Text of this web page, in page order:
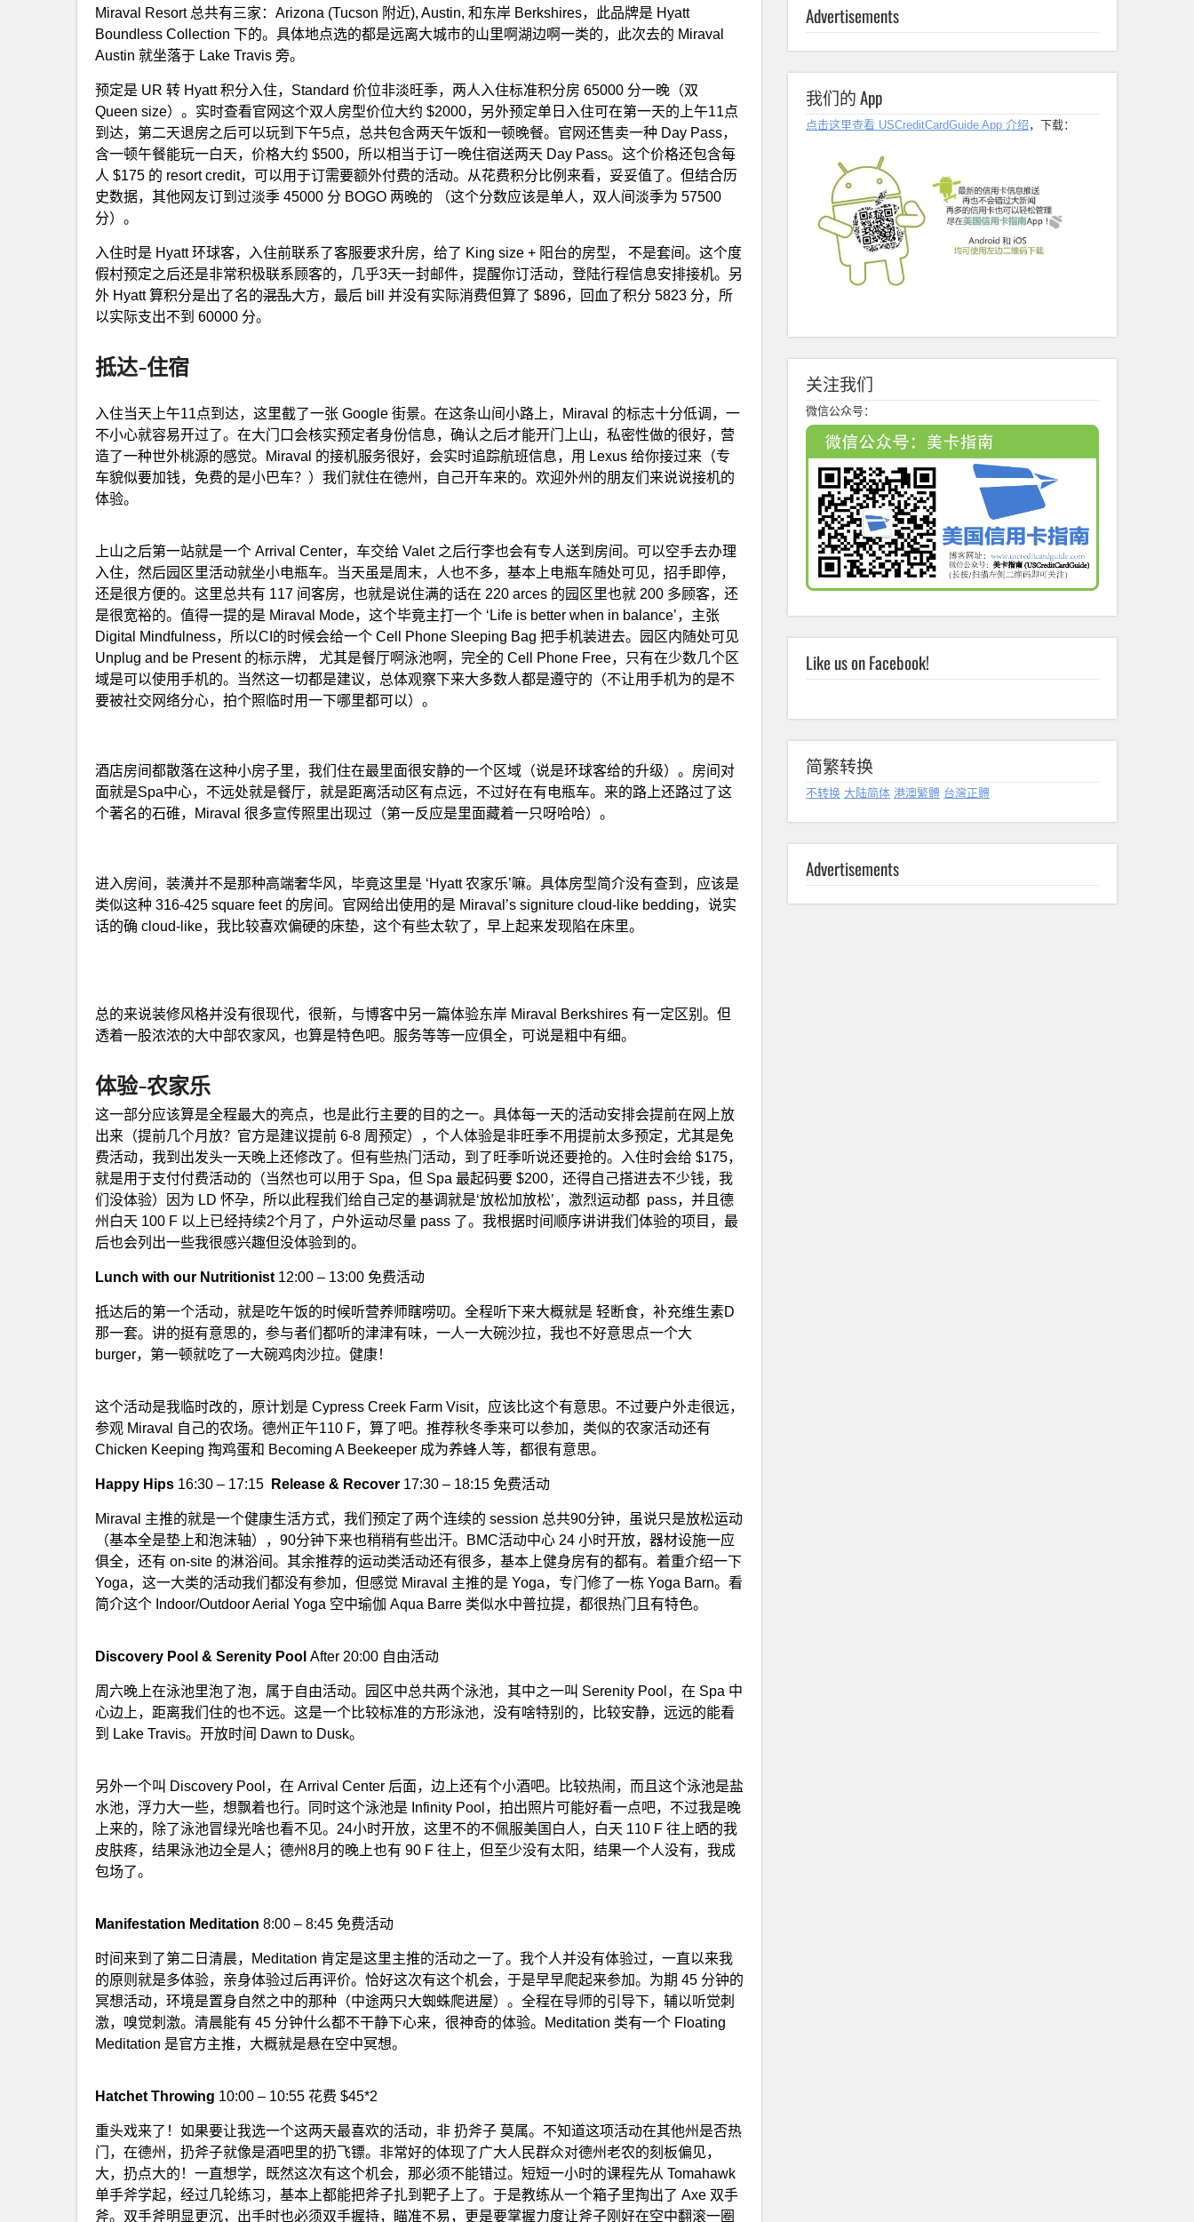
Miraval Resort 总共有三家：Arizona (Tucson 附近), Austin, 和东岸 Berkshires，此品牌是 Hyatt
Boundless Collection 下的。具体地点选的都是远离大城市的山里啊湖边啊一类的，此次去的 Miraval
Austin 就坐落于 Lake Travis 旁。
预定是 UR 转 Hyatt 积分入住，Standard 价位非淡旺季，两人入住标准积分房 65000 分一晚（双
Queen size）。实时查看官网这个双人房型价位大约 $2000，另外预定单日入住可在第一天的上午11点
到达，第二天退房之后可以玩到下午5点，总共包含两天午饭和一顿晚餐。官网还售卖一种 Day Pass，
含一顿午餐能玩一白天，价格大约 $500，所以相当于订一晚住宿送两天 Day Pass。这个价格还包含每
人 $175 的 resort credit，可以用于订需要额外付费的活动。从花费积分比例来看，妥妥值了。但结合历
史数据，其他网友订到过淡季 45000 分 BOGO 两晚的 （这个分数应该是单人，双人间淡季为 57500
分）。
入住时是 Hyatt 环球客，入住前联系了客服要求升房，给了 King size + 阳台的房型， 不是套间。这个度
假村预定之后还是非常积极联系顾客的，几乎3天一封邮件，提醒你订活动，登陆行程信息安排接机。另
外 Hyatt 算积分是出了名的混乱大方，最后 bill 并没有实际消费但算了 $896，回血了积分 5823 分，所
以实际支出不到 60000 分。
抵达-住宿
入住当天上午11点到达，这里截了一张 Google 街景。在这条山间小路上，Miraval 的标志十分低调，一
不小心就容易开过了。在大门口会核实预定者身份信息，确认之后才能开门上山，私密性做的很好，营
造了一种世外桃源的感觉。Miraval 的接机服务很好，会实时追踪航班信息，用 Lexus 给你接过来（专
车貌似要加钱，免费的是小巴车？）我们就住在德州，自己开车来的。欢迎外州的朋友们来说说接机的
体验。
上山之后第一站就是一个 Arrival Center，车交给 Valet 之后行李也会有专人送到房间。可以空手去办理
入住，然后园区里活动就坐小电瓶车。当天虽是周末，人也不多，基本上电瓶车随处可见，招手即停，
还是很方便的。这里总共有 117 间客房，也就是说住满的话在 220 arces 的园区里也就 200 多顾客，还
是很宽裕的。值得一提的是 Miraval Mode，这个毕竟主打一个 ‘Life is better when in balance’，主张
Digital Mindfulness，所以CI的时候会给一个 Cell Phone Sleeping Bag 把手机装进去。园区内随处可见
Unplug and be Present 的标示牌， 尤其是餐厅啊泳池啊，完全的 Cell Phone Free，只有在少数几个区
域是可以使用手机的。当然这一切都是建议，总体观察下来大多数人都是遵守的（不让用手机为的是不
要被社交网络分心，拍个照临时用一下哪里都可以）。
酒店房间都散落在这种小房子里，我们住在最里面很安静的一个区域（说是环球客给的升级）。房间对
面就是Spa中心，不远处就是餐厅，就是距离活动区有点远，不过好在有电瓶车。来的路上还路过了这
个著名的石碓，Miraval 很多宣传照里出现过（第一反应是里面藏着一只呀哈哈）。
进入房间，装潢并不是那种高端奢华风，毕竟这里是 ‘Hyatt 农家乐’嘛。具体房型简介没有查到，应该是
类似这种 316-425 square feet 的房间。官网给出使用的是 Miraval’s signiture cloud-like bedding，说实
话的确 cloud-like，我比较喜欢偏硬的床垫，这个有些太软了，早上起来发现陷在床里。
总的来说装修风格并没有很现代，很新，与博客中另一篇体验东岸 Miraval Berkshires 有一定区别。但
透着一股浓浓的大中部农家风，也算是特色吧。服务等等一应俱全，可说是粗中有细。
体验-农家乐
这一部分应该算是全程最大的亮点，也是此行主要的目的之一。具体每一天的活动安排会提前在网上放
出来（提前几个月放？官方是建议提前 6-8 周预定），个人体验是非旺季不用提前太多预定，尤其是免
费活动，我到出发头一天晚上还修改了。但有些热门活动，到了旺季听说还要抢的。入住时会给 $175，
就是用于支付付费活动的（当然也可以用于 Spa，但 Spa 最起码要 $200，还得自己搭进去不少钱，我
们没体验）因为 LD 怀孕，所以此程我们给自己定的基调就是‘放松加放松’，激烈运动都 pass，并且德
州白天 100 F 以上已经持续2个月了，户外运动尽量 pass 了。我根据时间顺序讲讲我们体验的项目，最
后也会列出一些我很感兴趣但没体验到的。
Lunch with our Nutritionist 12:00 – 13:00 免费活动
抵达后的第一个活动，就是吃午饭的时候听营养师瞎唠叨。全程听下来大概就是 轻断食，补充维生素D
那一套。讲的挺有意思的，参与者们都听的津津有味，一人一大碗沙拉，我也不好意思点一个大
burger，第一顿就吃了一大碗鸡肉沙拉。健康！
这个活动是我临时改的，原计划是 Cypress Creek Farm Visit，应该比这个有意思。不过要户外走很远，
参观 Miraval 自己的农场。德州正午110 F，算了吧。推荐秋冬季来可以参加，类似的农家活动还有
Chicken Keeping 掏鸡蛋和 Becoming A Beekeeper 成为养蜂人等，都很有意思。
Happy Hips 16:30 – 17:15 Release & Recover 17:30 – 18:15 免费活动
Miraval 主推的就是一个健康生活方式，我们预定了两个连续的 session 总共90分钟，虽说只是放松运动
（基本全是垫上和泡沫轴），90分钟下来也稍稍有些出汗。BMC活动中心 24 小时开放，器材设施一应
俱全，还有 on-site 的淋浴间。其余推荐的运动类活动还有很多，基本上健身房有的都有。着重介绍一下
Yoga，这一大类的活动我们都没有参加，但感觉 Miraval 主推的是 Yoga，专门修了一栋 Yoga Barn。看
简介这个 Indoor/Outdoor Aerial Yoga 空中瑜伽 Aqua Barre 类似水中普拉提，都很热门且有特色。
Discovery Pool & Serenity Pool After 20:00 自由活动
周六晚上在泳池里泡了泡，属于自由活动。园区中总共两个泳池，其中之一叫 Serenity Pool，在 Spa 中
心边上，距离我们住的也不远。这是一个比较标准的方形泳池，没有啥特别的，比较安静，远远的能看
到 Lake Travis。开放时间 Dawn to Dusk。
另外一个叫 Discovery Pool，在 Arrival Center 后面，边上还有个小酒吧。比较热闹，而且这个泳池是盐
水池，浮力大一些，想飘着也行。同时这个泳池是 Infinity Pool，拍出照片可能好看一点吧，不过我是晚
上来的，除了泳池冒绿光啥也看不见。24小时开放，这里不的不佩服美国白人，白天 110 F 往上晒的我
皮肤疼，结果泳池边全是人；德州8月的晚上也有 90 F 往上，但至少没有太阳，结果一个人没有，我成
包场了。
Manifestation Meditation 8:00 – 8:45 免费活动
时间来到了第二日清晨，Meditation 肯定是这里主推的活动之一了。我个人并没有体验过，一直以来我
的原则就是多体验，亲身体验过后再评价。恰好这次有这个机会，于是早早爬起来参加。为期 45 分钟的
冥想活动，环境是置身自然之中的那种（中途两只大蜘蛛爬进屋）。全程在导师的引导下，辅以听觉刺
激，嗅觉刺激。清晨能有 45 分钟什么都不干静下心来，很神奇的体验。Meditation 类有一个 Floating
Meditation 是官方主推，大概就是悬在空中冥想。
Hatchet Throwing 10:00 – 10:55 花费 $45*2
重头戏来了！如果要让我选一个这两天最喜欢的活动，非 扔斧子 莫属。不知道这项活动在其他州是否热
门，在德州，扔斧子就像是酒吧里的扔飞镖。非常好的体现了广大人民群众对德州老农的刻板偏见，
大，扔点大的！一直想学，既然这次有这个机会，那必须不能错过。短短一小时的课程先从 Tomahawk
单手斧学起，经过几轮练习，基本上都能把斧子扎到靶子上了。于是教练从一个箱子里掏出了 Axe 双手
斧。双手斧明显更沉，出手时也必须双手握持，瞄准不易，更是要掌握力度让斧子刚好在空中翻滚一圈
Advertisements
我们的 App
点击这里查看 USCreditCardGuide App 介绍 ，下载：
关注我们
微信公众号：
Like us on Facebook!
简繁转换
不转换 大陆简体 港澳繁體 台灣正體
Advertisements